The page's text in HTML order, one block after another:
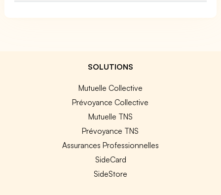
SOLUTIONS
Mutuelle Collective
Prévoyance Collective
Mutuelle TNS
Prévoyance TNS
Assurances Professionnelles
SideCard
SideStore